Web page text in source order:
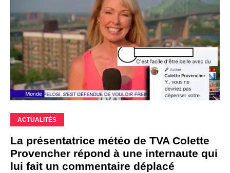
ACTUALITÉS
La présentatrice météo de TVA Colette
Provencher répond à une internaute qui
lui fait un commentaire déplacé